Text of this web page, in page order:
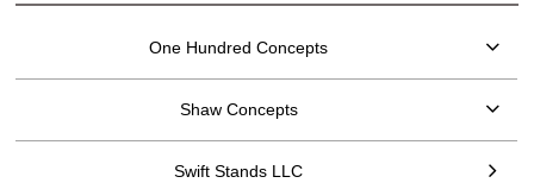
One Hundred Concepts
Shaw Concepts
Swift Stands LLC